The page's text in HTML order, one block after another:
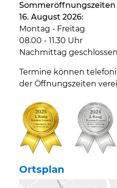
Sommeröffnungszeiten
16. August 2026:
Montag - Freitag
08.00 - 11.30 Uhr
Nachmittag geschlossen
Termine können
der Öffnungszeiten
Ortsplan